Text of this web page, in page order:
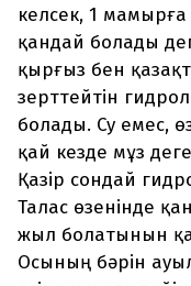
келсек, 1 мамырға
қандай болады
қырғыз бен
зерттейтін
болады. Су емес,
қай кезде мұз
Қазір сондай
Талас өзенінде
жыл болатынын
Осының бәрін